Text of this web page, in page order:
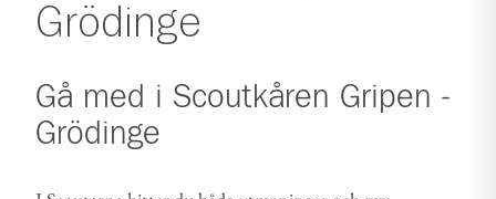
Grödinge
Gå med i Scoutkåren Gripen -
Grödinge